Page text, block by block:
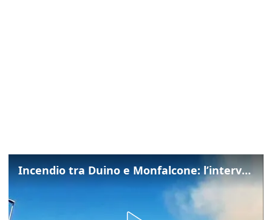
Incendio tra Duino e Monfalcone: l’intervento dei vigili del fuoco